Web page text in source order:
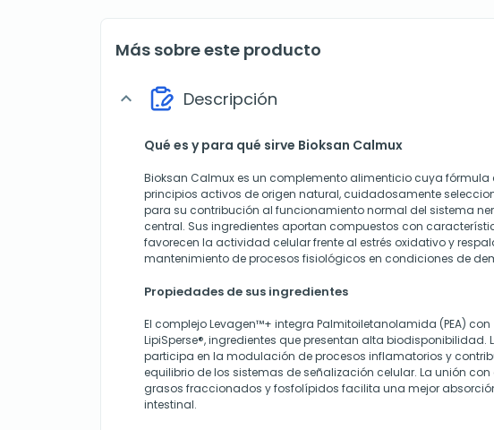
Más sobre este producto
expand_more Descripción
Qué es y para qué sirve Bioksan Calmux
Bioksan Calmux es un complemento alimenticio cuya
principios activos de origen natural, cuidadosamente
para su contribución al funcionamiento normal del sistema
central. Sus ingredientes aportan compuestos con
favorecen la actividad celular frente al estrés oxidativo y
mantenimiento de procesos fisiológicos en condiciones de
Propiedades de sus ingredientes
El complejo Levagen™+ integra Palmitoiletanolamida (PEA) con
LipiSperse®, ingredientes que presentan alta biodisponibilidad.
participa en la modulación de procesos inflamatorios y
equilibrio de los sistemas de señalización celular. La unión
grasos fraccionados y fosfolípidos facilita una mejor
intestinal.